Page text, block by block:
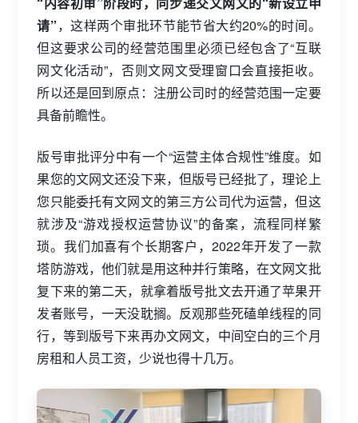
请”，这样两个审批环节能节省大约20%的时间。
但这要求公司的经营范围里必须已经包含了“互联
网文化活动”，否则文网文受理窗口会直接拒收。
所以还是回到原点：注册公司时的经营范围一定要
具备前瞻性。
版号审批评分中有一个“运营主体合规性”维度。如
果您的文网文还没下来，但版号已经批了，理论上
您只能委托有文网文的第三方公司代为运营，但这
就涉及“游戏授权运营协议”的备案，流程同样繁
琐。我们加喜有个长期客户，2022年开发了一款
塔防游戏，他们就是用这种并行策略，在文网文批
复下来的第二天，就拿着版号批文去开通了苹果开
发者账号，一天没耽搁。反观那些死磕单线程的同
行，等到版号下来再办文网文，中间空白的三个月
房租和人员工资，少说也得十几万。